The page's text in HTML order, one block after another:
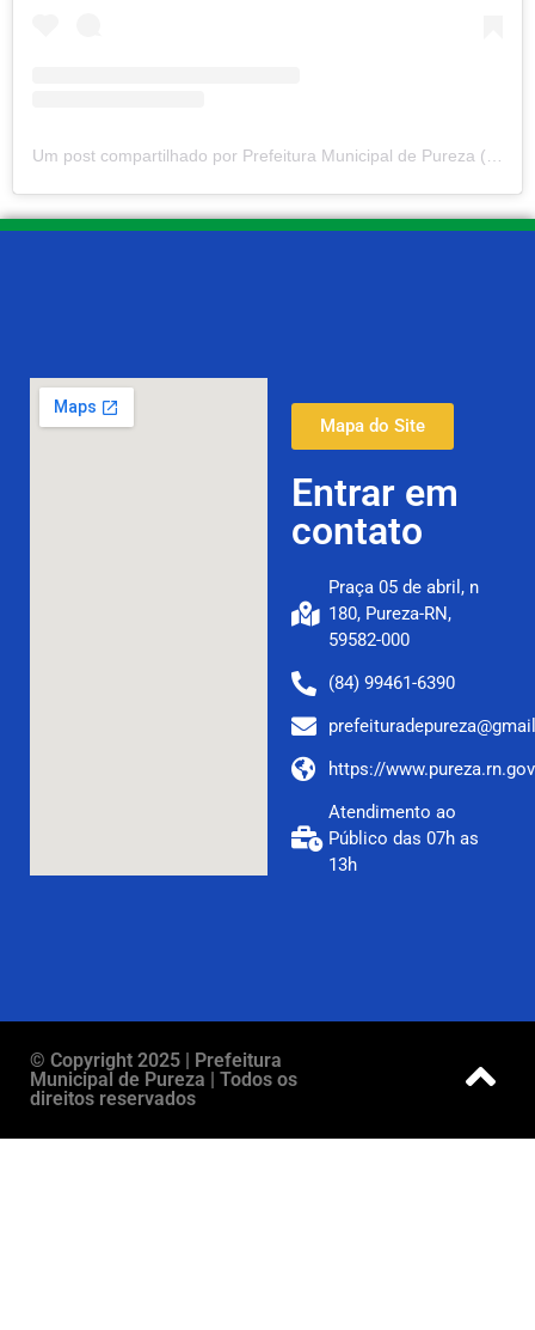
Mapa do Site
Entrar em
contato
Praça 05 de abril, n
180, Pureza-RN,
59582-000
(84) 99461-6390
https://
Atendimento ao
Público das 07h as
13h
© Copyright 2025 | Prefeitura
Municipal de Pureza | Todos os
direitos reservados